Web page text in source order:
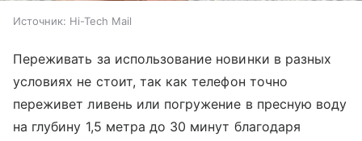
Источник: Hi-Tech Mail
Переживать за использование новинки в разных
условиях не стоит, так как телефон точно
переживет ливень или погружение в пресную воду
на глубину 1,5 метра до 30 минут благодаря